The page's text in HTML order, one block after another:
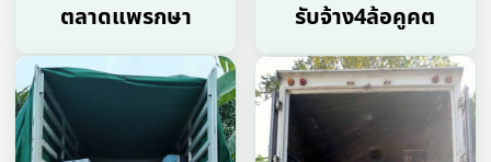
ตลาดแพรกษา
รับจ้าง4ล้อคูคต